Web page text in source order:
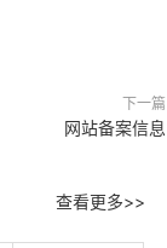
下一篇
网站备案信息
查看更多>>